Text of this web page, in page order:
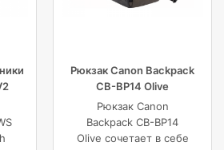
Li-
Рюкзак Canon Backpack
CB-BP14 Olive
Рюкзак Canon
Backpack CB-BP14
Olive сочетает в себе